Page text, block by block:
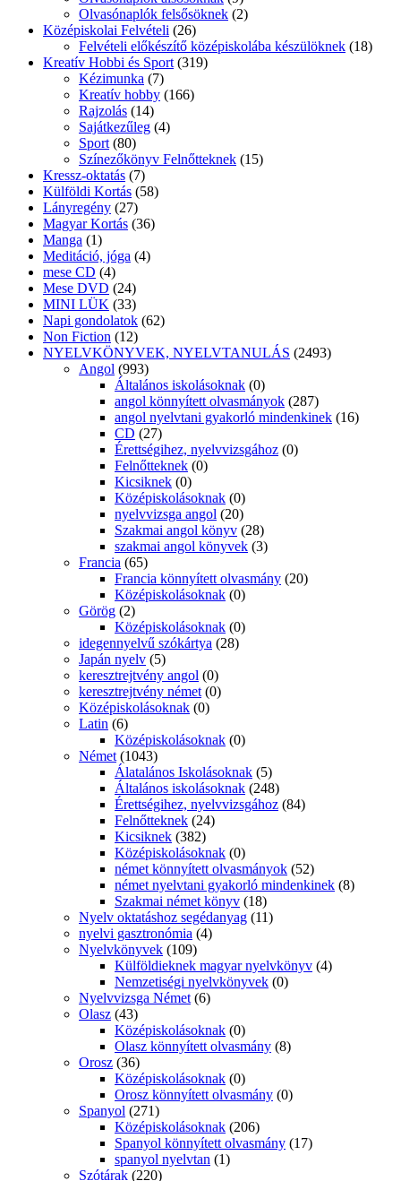
Olvasónaplók felsősöknek (2)
Középiskolai Felvételi (26)
Felvételi előkészítő középiskolába készülöknek (18)
Kreatív Hobbi és Sport (319)
Kézimunka (7)
Kreatív hobby (166)
Rajzolás (14)
Sajátkezűleg (4)
Sport (80)
Színezőkönyv Felnőtteknek (15)
Kressz-oktatás (7)
Külföldi Kortás (58)
Lányregény (27)
Magyar Kortás (36)
Manga (1)
Meditáció, jóga (4)
mese CD (4)
Mese DVD (24)
MINI LÜK (33)
Napi gondolatok (62)
Non Fiction (12)
NYELVKÖNYVEK, NYELVTANULÁS (2493)
Angol (993)
Általános iskolásoknak (0)
angol könnyített olvasmányok (287)
angol nyelvtani gyakorló mindenkinek (16)
CD (27)
Érettségihez, nyelvvizsgához (0)
Felnőtteknek (0)
Kicsiknek (0)
Középiskolásoknak (0)
nyelvvizsga angol (20)
Szakmai angol könyv (28)
szakmai angol könyvek (3)
Francia (65)
Francia könnyített olvasmány (20)
Középiskolásoknak (0)
Görög (2)
Középiskolásoknak (0)
idegennyelvű szókártya (28)
Japán nyelv (5)
keresztrejtvény angol (0)
keresztrejtvény német (0)
Középiskolásoknak (0)
Latin (6)
Középiskolásoknak (0)
Német (1043)
Álatalános Iskolásoknak (5)
Általános iskolásoknak (248)
Érettségihez, nyelvvizsgához (84)
Felnőtteknek (24)
Kicsiknek (382)
Középiskolásoknak (0)
német könnyített olvasmányok (52)
német nyelvtani gyakorló mindenkinek (8)
Szakmai német könyv (18)
Nyelv oktatáshoz segédanyag (11)
nyelvi gasztronómia (4)
Nyelvkönyvek (109)
Külföldieknek magyar nyelvkönyv (4)
Nemzetiségi nyelvkönyvek (0)
Nyelvvizsga Német (6)
Olasz (43)
Középiskolásoknak (0)
Olasz könnyített olvasmány (8)
Orosz (36)
Középiskolásoknak (0)
Orosz könnyített olvasmány (0)
Spanyol (271)
Középiskolásoknak (206)
Spanyol könnyített olvasmány (17)
spanyol nyelvtan (1)
Szótárak (220)